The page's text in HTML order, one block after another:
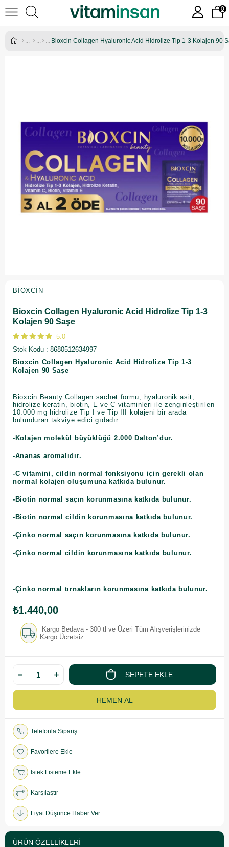
0
Bioxcin Collagen Hyaluronic Acid Hidrolize Tip 1-3 Kolajen 90
BIOXCIN
Bioxcin Collagen Hyaluronic Acid Hidrolize Tip 1-3
Kolajen 90 Saşe
5.0
Stok Kodu
8680512634997
Bioxcin Collagen Hyaluronic Acid Hidrolize Tip 1-3
Kolajen 90 Saşe
Bioxcin Beauty Collagen sachet formu, hyaluronik asit,
hidrolize keratin, biotin, E ve C vitaminleri ile zenginleştirilen
10.000 mg hidrolize Tip I ve Tip III kolajeni bir arada
bulunduran takviye edici gıdadır.
-Kolajen molekül büyüklüğü 2.000 Dalton’dur.
-Ananas aromalıdır.
-C vitamini, cildin normal fonksiyonu için gerekli olan
normal kolajen oluşumuna katkıda bulunur.
-Biotin normal saçın korunmasına katkıda bulunur.
-Biotin normal cildin korunmasına katkıda bulunur.
-Çinko normal saçın korunmasına katkıda bulunur.
-Çinko normal cildin korunmasına katkıda bulunur.
-Çinko normal tırnakların korunmasına katkıda bulunur.
₺1.440,00
Kargo Bedava - 300 tl ve Üzeri Tüm Alışverişlerinizde
Kargo Ücretsiz
Telefonla Sipariş
Favorilere Ekle
İstek Listeme Ekle
Karşılaştır
Fiyat Düşünce Haber Ver
ÜRÜN ÖZELLIKLERI